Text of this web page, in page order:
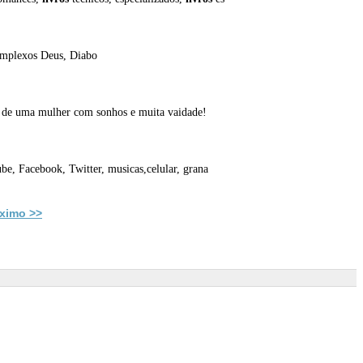
Deus, Diabo
uma mulher com sonhos e muita vaidade!
Facebook, Twitter, musicas,celular, grana
>>